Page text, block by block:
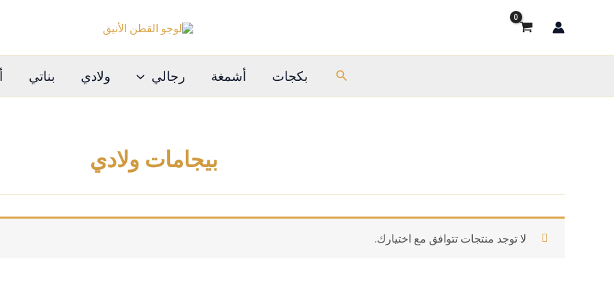
البحث بكجات أشمغة رجالي ولادي بناتي
بيجامات ولادي
لا توجد منتجات تتوافق مع اختيارك.